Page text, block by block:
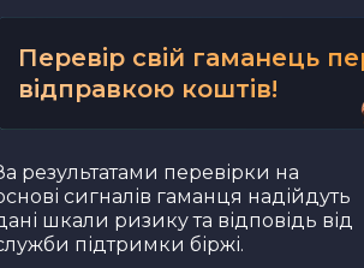
Перевір свій гаманець
відправкою коштів!
результатами перевірки на
сигналів гаманця надійдуть
шкали ризику та відповідь від
підтримки біржі.